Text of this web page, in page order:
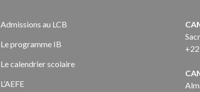
Admissions au LCB
Le programme IB
Le calendrier scolaire
L’AEFE